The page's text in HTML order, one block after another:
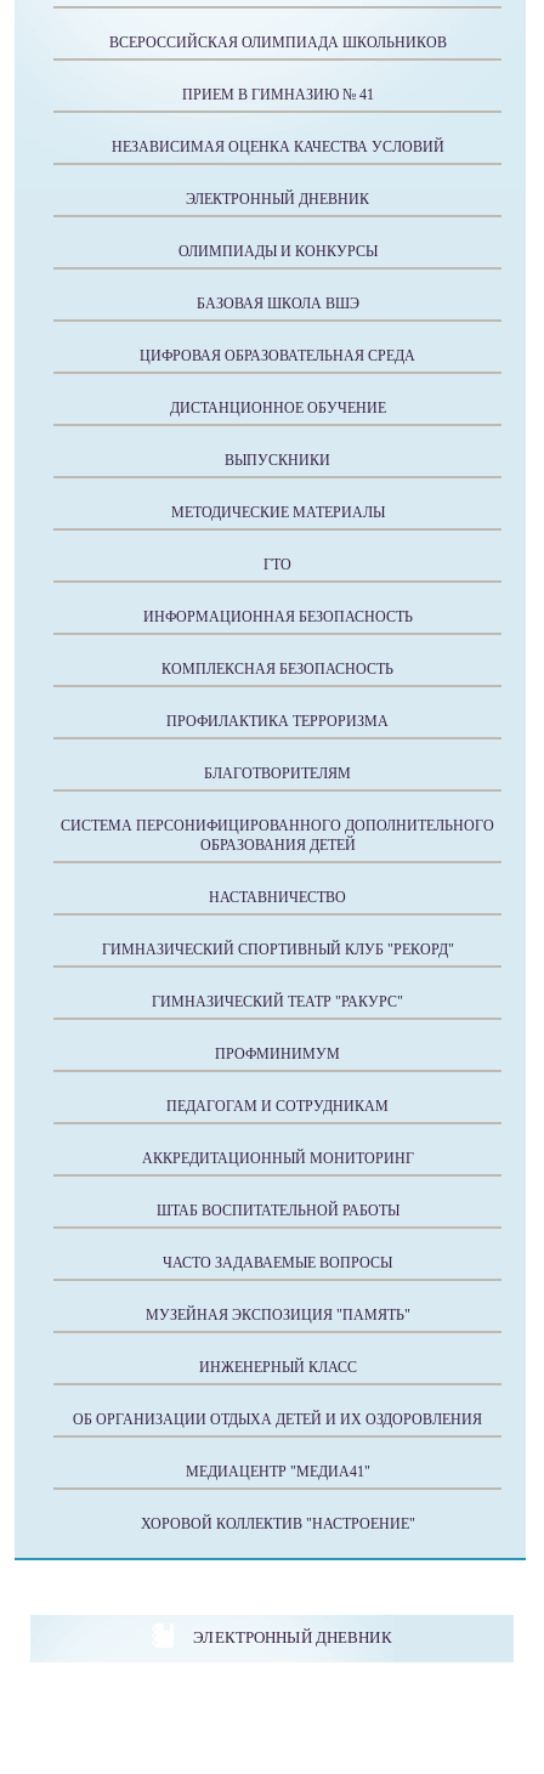
ВСЕРОССИЙСКАЯ ОЛИМПИАДА ШКОЛЬНИКОВ
ПРИЕМ В ГИМНАЗИЮ № 41
НЕЗАВИСИМАЯ ОЦЕНКА КАЧЕСТВА УСЛОВИЙ
ЭЛЕКТРОННЫЙ ДНЕВНИК
ОЛИМПИАДЫ И КОНКУРСЫ
БАЗОВАЯ ШКОЛА ВШЭ
ЦИФРОВАЯ ОБРАЗОВАТЕЛЬНАЯ СРЕДА
ДИСТАНЦИОННОЕ ОБУЧЕНИЕ
ВЫПУСКНИКИ
МЕТОДИЧЕСКИЕ МАТЕРИАЛЫ
ГТО
ИНФОРМАЦИОННАЯ БЕЗОПАСНОСТЬ
КОМПЛЕКСНАЯ БЕЗОПАСНОСТЬ
ПРОФИЛАКТИКА ТЕРРОРИЗМА
БЛАГОТВОРИТЕЛЯМ
СИСТЕМА ПЕРСОНИФИЦИРОВАННОГО ДОПОЛНИТЕЛЬНОГО
ОБРАЗОВАНИЯ ДЕТЕЙ
НАСТАВНИЧЕСТВО
ГИМНАЗИЧЕСКИЙ СПОРТИВНЫЙ КЛУБ "РЕКОРД"
ГИМНАЗИЧЕСКИЙ ТЕАТР "РАКУРС"
ПРОФМИНИМУМ
ПЕДАГОГАМ И СОТРУДНИКАМ
АККРЕДИТАЦИОННЫЙ МОНИТОРИНГ
ШТАБ ВОСПИТАТЕЛЬНОЙ РАБОТЫ
ЧАСТО ЗАДАВАЕМЫЕ ВОПРОСЫ
МУЗЕЙНАЯ ЭКСПОЗИЦИЯ "ПАМЯТЬ"
ИНЖЕНЕРНЫЙ КЛАСС
ОБ ОРГАНИЗАЦИИ ОТДЫХА ДЕТЕЙ И ИХ ОЗДОРОВЛЕНИЯ
МЕДИАЦЕНТР "МЕДИА41"
ХОРОВОЙ КОЛЛЕКТИВ "НАСТРОЕНИЕ"
ЭЛЕКТРОННЫЙ ДНЕВНИК